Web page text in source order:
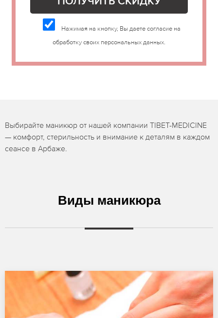
Нажимая на кнопку, Вы даете согласие на
обработку своих персональных данных.
Выбирайте маникюр от нашей компании TIBET-MEDICINE
— комфорт, стерильность и внимание к деталям в каждом
сеансе в Арбаже.
Виды маникюра